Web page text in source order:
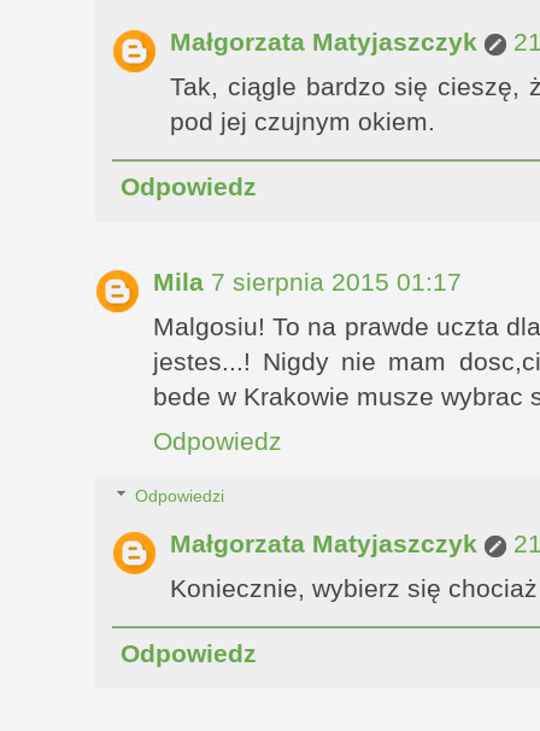
Małgorzata Matyjaszczyk
Tak, ciągle bardzo się cieszę,
pod jej czujnym okiem.
Odpowiedz
Mila 7 sierpnia 2015 01:17
Malgosiu! To na prawde uczta
jestes...! Nigdy nie mam
bede w Krakowie musze wybrac
Odpowiedz
Odpowiedzi
Małgorzata Matyjaszczyk
Koniecznie, wybierz się
Odpowiedz